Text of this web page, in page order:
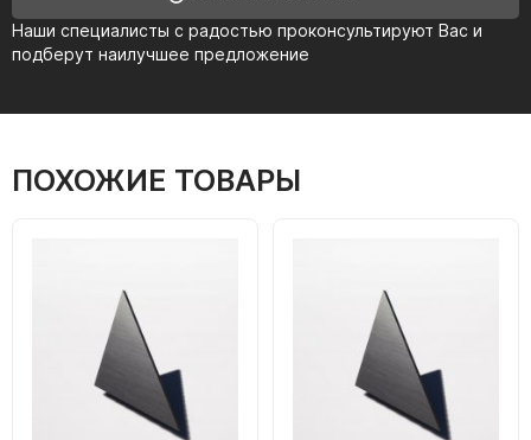
Наши специалисты с радостью проконсультируют Вас и
подберут наилучшее предложение
ПОХОЖИЕ ТОВАРЫ